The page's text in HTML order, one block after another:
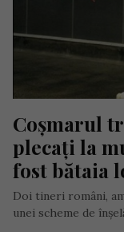
Coșmarul
plecați la
fost bătaia
Doi tineri români,
unei scheme de